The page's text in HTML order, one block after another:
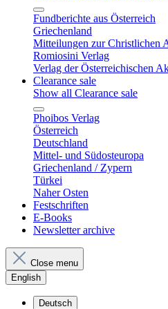
Fundberichte aus Österreich
Griechenland
Mitteilungen zur Christlichen
Romiosini Verlag
Verlag der Österreichischen
Clearance sale
Show all Clearance sale
Phoibos Verlag
Österreich
Deutschland
Mittel- und Südosteuropa
Griechenland / Zypern
Türkei
Naher Osten
Festschriften
E-Books
Newsletter archive
Close menu
English
Deutsch